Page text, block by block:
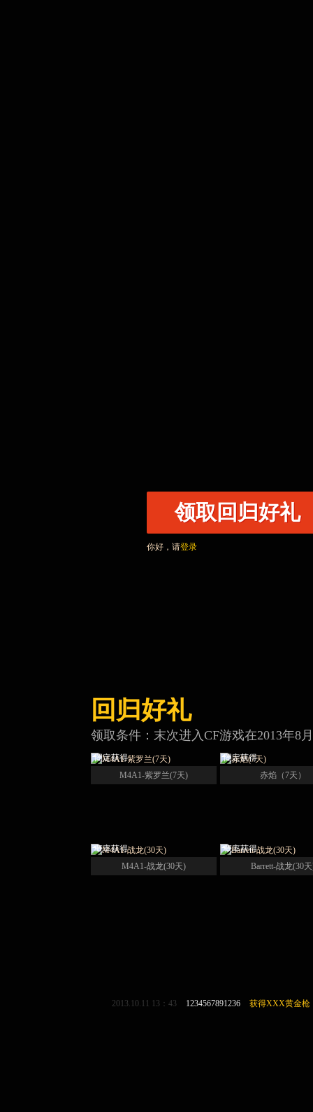
领取回归好礼
你好，请登录
回归好礼
领取条件：末次进入CF游戏在2013年8
M4A1-紫罗兰(7天)
固定获得
赤焰（7天）
固定获得
M4A1-战龙(30天)
概率获得
Barrett-战龙(30
概率获得
2013.10.11 13：43 1234567891236 获得XXX黄金枪